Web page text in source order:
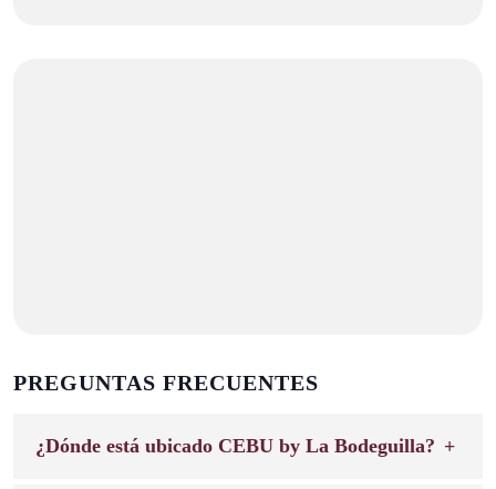
PREGUNTAS FRECUENTES
¿Dónde está ubicado CEBU by La Bodeguilla?